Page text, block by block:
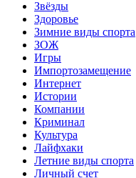
Звёзды
Здоровье
Зимние виды спорта
ЗОЖ
Игры
Импортозамещение
Интернет
Истории
Компании
Криминал
Культура
Лайфхаки
Летние виды спорта
Личный счет